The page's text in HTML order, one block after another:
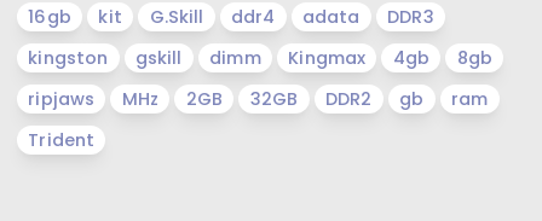
16gb kit G.Skill ddr4 adata
DDR3
kingston
gskill dimm Kingmax 4gb
8gb
ripjaws
MHz 2GB 32GB DDR2 gb
ram
Trident